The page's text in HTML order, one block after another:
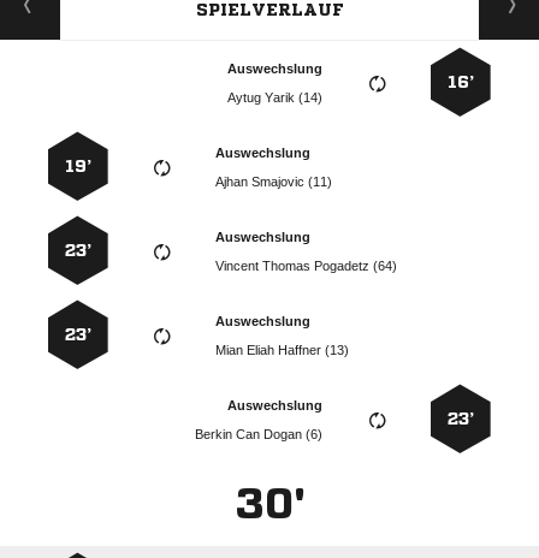
SPIELVERLAUF
16’
Auswechslung
  
Auswechslung
  
19’
Auswechslung
   
23’
Auswechslung
   
23’
23’
Auswechslung
   
30'